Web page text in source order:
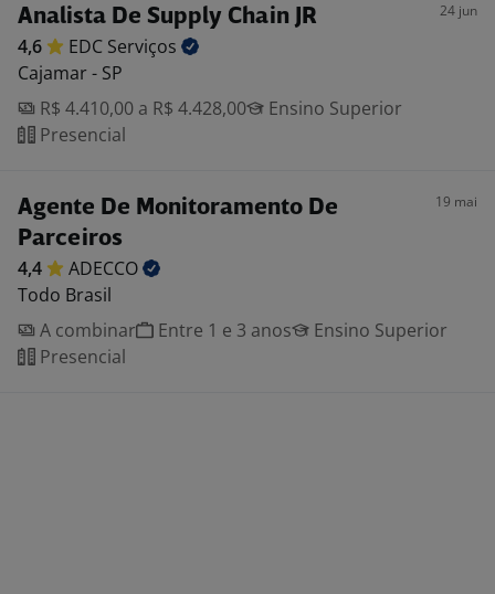
Analista De Supply Chain JR 24 jun
4,6 EDC Serviços
Cajamar - SP
R$ 4.410,00 a R$ 4.428,00
Ensino Superior
Presencial
Agente De Monitoramento De
Parceiros
19 mai
4,4
ADECCO
Todo Brasil
A combinar
Entre 1 e 3 anos
Ensino Superior
Presencial